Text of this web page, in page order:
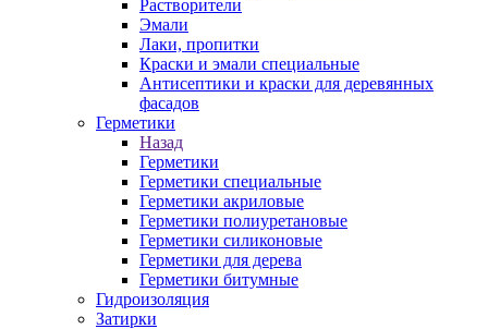
Растворители
Эмали
Лаки, пропитки
Краски и эмали специальные
Антисептики и краски для деревянных
фасадов
Герметики
Назад
Герметики
Герметики специальные
Герметики акриловые
Герметики полиуретановые
Герметики силиконовые
Герметики для дерева
Герметики битумные
Гидроизоляция
Затирки